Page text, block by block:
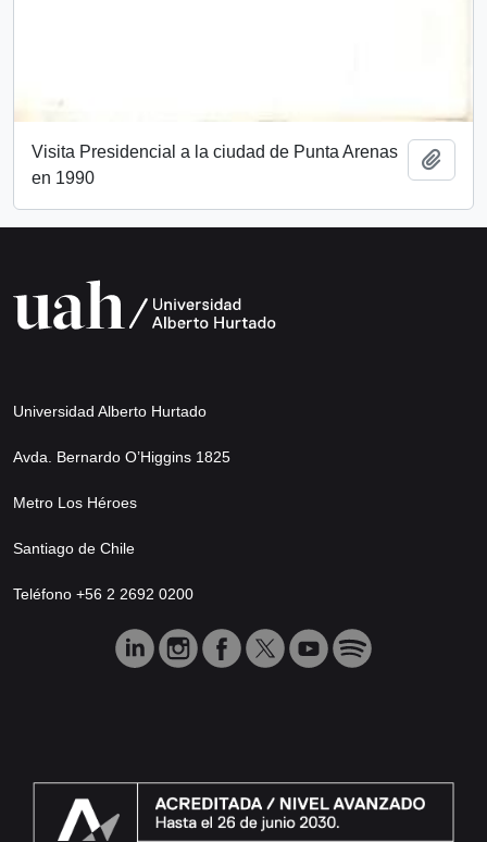
Visita Presidencial a la ciudad de Punta Arenas
en 1990
Universidad Alberto Hurtado
Avda. Bernardo O’Higgins 1825
Metro Los Héroes
Santiago de Chile
Teléfono +56 2 2692 0200